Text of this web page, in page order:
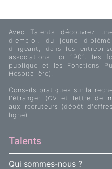
Avec Talents découvrez
d'emploi, du jeune
dirigeant, dans les
associations Loi 1901, les
publique et les Fonctions
Hospitalière).
Conseils pratiques sur la
l'étranger (CV et lettre de
aux recruteurs (dépôt
ligne).
Talents
Qui sommes-nous ?